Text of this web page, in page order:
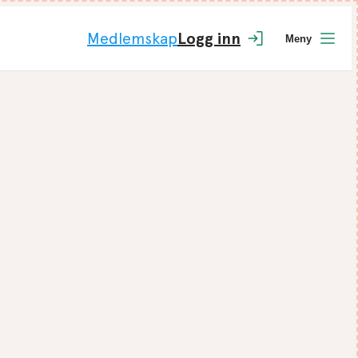
MedlemskapLogg inn Meny